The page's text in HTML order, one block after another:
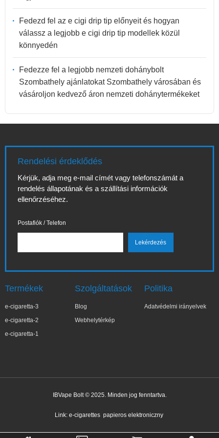
Fedezd fel az e cigi drip tip előnyeit és hogyan
válassz a legjobb e cigi drip tip modellek közül
könnyedén
Fedezze fel a legjobb nemzeti dohánybolt
Szombathely ajánlatokat Szombathely városában és
vásároljon kedvező áron nemzeti dohánytermékeket
Rendelési érdeklődés
Kérjük, adja meg e-mail címét vagy telefonszámát a
rendelés állapotának és a szállítási információk
ellenőrzéséhez.
Postafiók / Telefon
Termékek
e-cigaretta-3
e-cigaretta-2
e-cigaretta-1
Szolgáltatások
Blog
Webhelytérkép
Politika
Adatvédelmi irányelvek
IBVape Bolt © 2025. Minden jog fenntartva.
Link: e-cigarettes papieros elektroniczny
✕
Ter***a